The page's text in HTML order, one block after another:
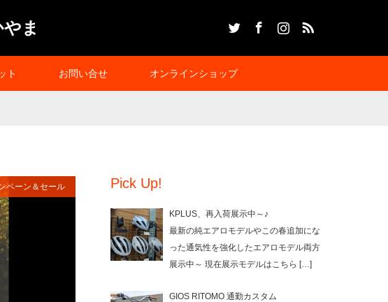
ま
ト お問い合せ オンラインショップ
ペーン＆セール Pick Up!
KPLUS、再入荷展示中～♪
最新の純エアロモデルやこの春追加にな
った通気性を強化したエアロモデル両方
展示中～ 現在展示モデルはこちら […]
GIOS RITOMO 通勤カスタム